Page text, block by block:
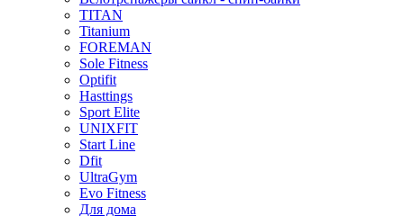
TITAN
Titanium
FOREMAN
Sole Fitness
Optifit
Hasttings
Sport Elite
UNIXFIT
Start Line
Dfit
UltraGym
Evo Fitness
Для дома